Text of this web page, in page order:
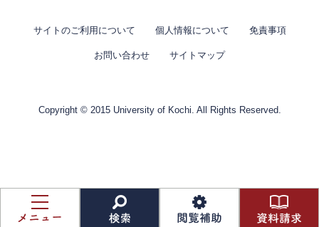
サイトのご利用について 個人情報について 免責事項
お問い合わせ サイトマップ
Copyright © 2015 University of Kochi. All Rights Reserved.